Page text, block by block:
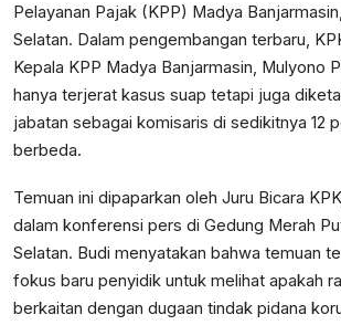
Pelayanan Pajak (KPP) Madya
Selatan. Dalam pengembangan terbaru,
Kepala KPP Madya Banjarmasin, Mulyono
hanya terjerat kasus suap tetapi juga
jabatan sebagai komisaris di sedikitnya 12
berbeda.
Temuan ini dipaparkan oleh Juru Bicara
dalam konferensi pers di Gedung Merah
Selatan. Budi menyatakan bahwa temuan
fokus baru penyidik untuk melihat apakah
berkaitan dengan dugaan tindak pidana